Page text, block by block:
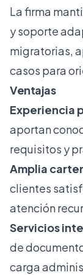
La firma
y soporte
migratorias,
casos para
Ventajas
Experiencia
aportan
requisitos y
Amplia
clientes
atención
Servicios
de
carga